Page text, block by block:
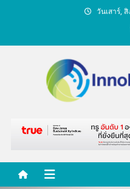
วันเสาร์,
คนกับค
นวั